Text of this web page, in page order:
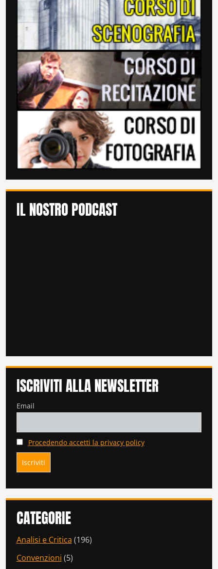
IL NOSTRO PODCAST
ISCRIVITI ALLA NEWSLETTER
Email
Procedendo accetti la privacy policy
CATEGORIE
Analisi e Critica (196)
Convenzioni (5)